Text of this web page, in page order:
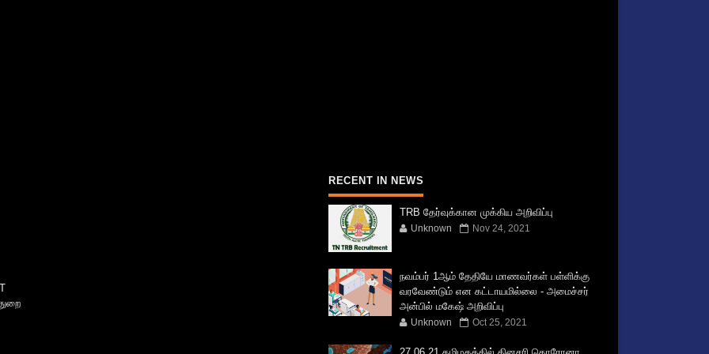
RECENT IN NEWS
TRB தேர்வுக்கான முக்கிய அறிவிப்பு
Unknown Nov 24, 2021
நவம்பர் 1ஆம் தேதியே மாணவர்கள் பள்ளிக்கு
வரவேண்டும் என கட்டாயமில்லை - அமைச்சர்
அன்பில் மகேஷ் அறிவிப்பு
Unknown Oct 25, 2021